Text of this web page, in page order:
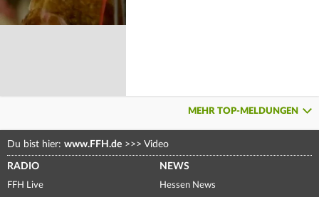
MEHR TOP-MELDUNGEN
Du bist hier: www.FFH.de >>> Video
RADIO
FFH Live
NEWS
Hessen News